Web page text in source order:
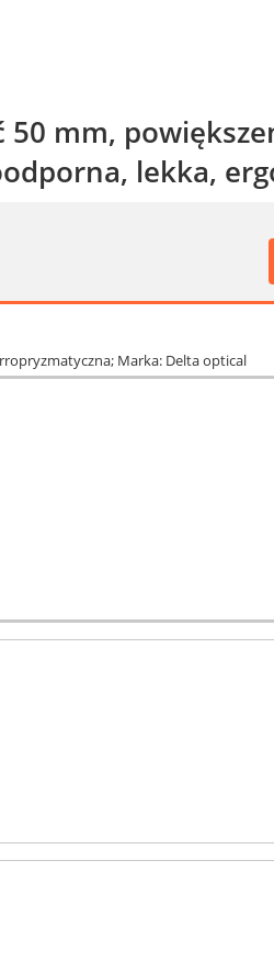
mm,
lekka,
Marka: Delta optical